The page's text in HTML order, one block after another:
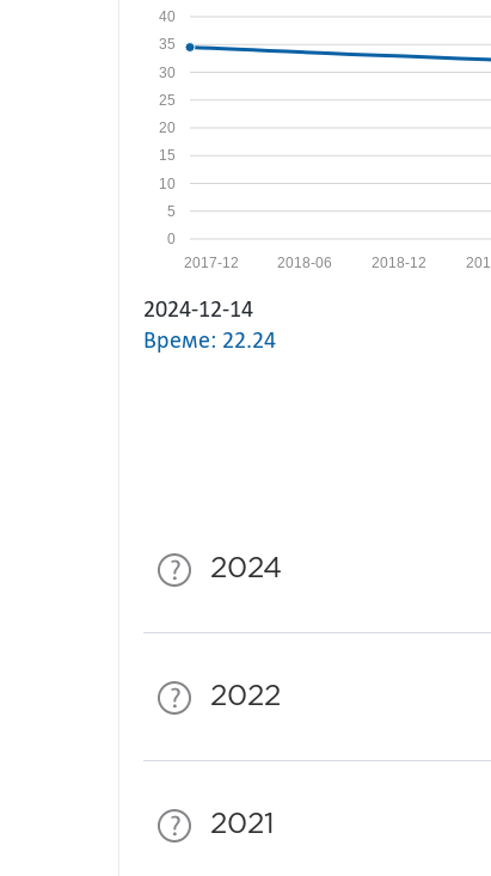
0
5
10
15
20
25
30
35
40
2018-12
2018-06
2017-12
2024-12-14
Време: 22.24
2024
2022
2021